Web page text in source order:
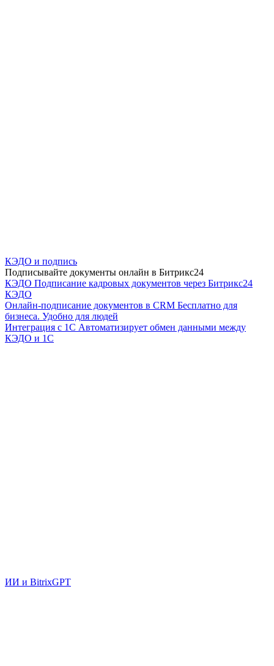
КЭДО и подпись
Подписывайте документы онлайн в Битрикс24
КЭДО Подписание кадровых документов через Битрикс24
КЭДО
Онлайн-подписание документов в CRM Бесплатно для
бизнеса. Удобно для людей
Интеграция с 1С Автоматизирует обмен данными между
КЭДО и 1С
ИИ и BitrixGPT